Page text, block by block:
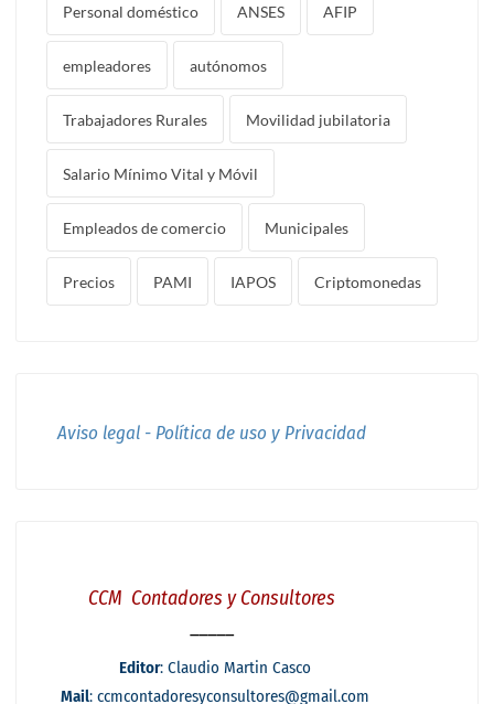
Personal doméstico ANSES AFIP
empleadores autónomos
Trabajadores Rurales Movilidad jubilatoria
Salario Mínimo Vital y Móvil
Empleados de comercio Municipales
Precios PAMI IAPOS Criptomonedas